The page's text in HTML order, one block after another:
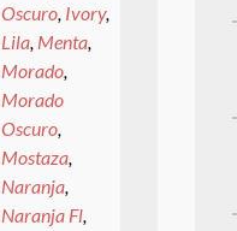
Oscuro, Ivory,
Lila, Menta,
Morado,
Morado
Oscuro,
Mostaza,
Naranja,
Naranja Fl,